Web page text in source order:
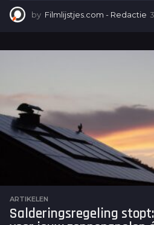
by Filmlijstjes.com - Redactie
ARTIKELEN
Salderingsregeling